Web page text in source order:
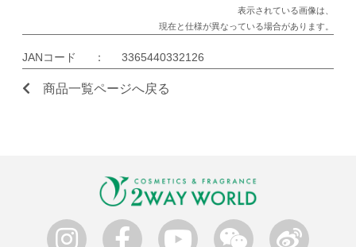
表示されている画像は、
現在と仕様が異なっている場合があります。
JANコード ： 3365440332126
商品一覧ページへ戻る